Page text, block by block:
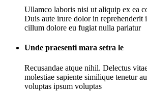
Ullamco laboris nisi ut aliquip ex ea
Duis aute irure dolor in reprehenderit
cillum dolore eu fugiat nulla pariatur
Unde praesenti mara setra le
Recusandae atque nihil. Delectus
molestiae sapiente similique tenetur
voluptas ipsum voluptas